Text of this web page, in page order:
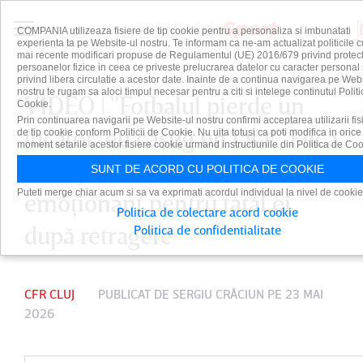
VIDEO | "Fotbalul pierde un
jucător, eu câştig un tată!" Fiica
lui Ciprian Deac, mesaj
emoţionant pentru tatăl ei
după retragere
CFR CLUJ PUBLICAT DE SERGIU CRĂCIUN PE 23 MAI
2026
COMPANIA utilizeaza fisiere de tip cookie pentru a personaliza si imbunatati
experienta ta pe Website-ul nostru. Te informam ca ne-am actualizat politicile
mai recente modificari propuse de Regulamentul (UE) 2016/679 privind
persoanelor fizice in ceea ce priveste prelucrarea datelor cu caracter personal
privind libera circulatie a acestor date. Inainte de a continua navigarea pe
nostru te rugam sa aloci timpul necesar pentru a citi si intelege continutul
Cookie.
Prin continuarea navigarii pe Website-ul nostru confirmi acceptarea utilizarii
de tip cookie conform Politicii de Cookie. Nu uita totusi ca poti modifica in orice
moment setarile acestor fisiere cookie urmand instructiunile din Politica de
SUNT DE ACORD CU POLITICA DE COOKIE
Puteti merge chiar acum si sa va exprimati acordul individual la nivel de
Politica de colectare acord cookie
Politica de confidentialitate